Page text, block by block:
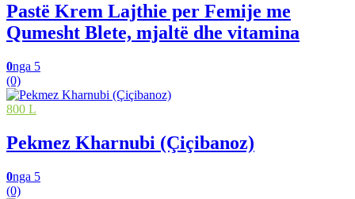
Pastë Krem Lajthie per Femije me
Qumesht Blete, mjaltë dhe vitamina
0nga 5
(0)
800 L
Pekmez Kharnubi (Çiçibanoz)
0nga 5
(0)